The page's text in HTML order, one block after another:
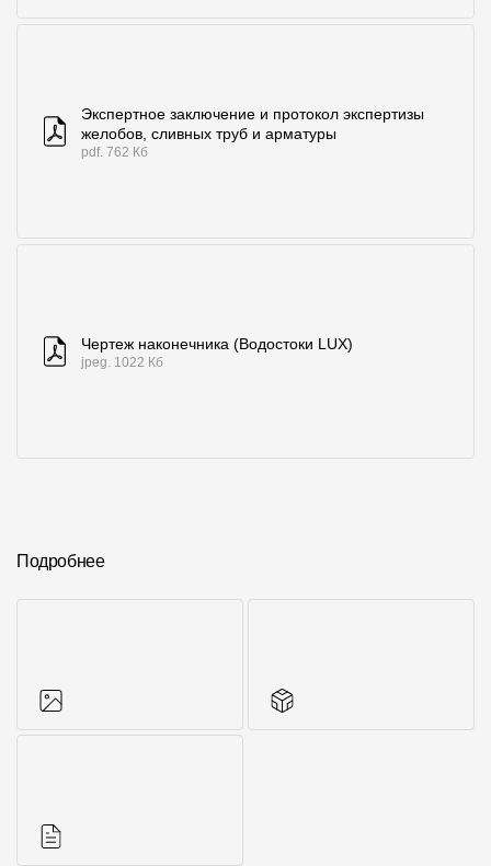
Экспертное заключение и протокол экспертизы
желобов, сливных труб и арматуры
pdf. 762 Кб
Чертеж наконечника (Водостоки LUX)
jpeg. 1022 Кб
Подробнее